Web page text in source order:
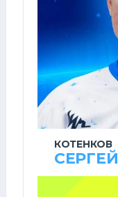
КОТЕНКОВ
СЕРГЕЙ